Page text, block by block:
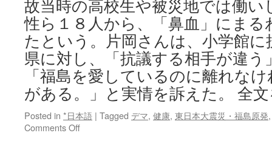
故当時の高校生や被災地では働い
性ら１８人から、「鼻血」にま
たという。片岡さんは、小学館
県に対し、「抗議する相手が違う
「福島を愛しているのに離れな
がある。」と実情を訴えた。 全
Posted in *日本語 | Tagged デマ, 健康, 東日本大震災・福島原発
Comments Offon